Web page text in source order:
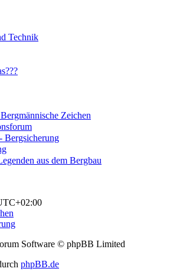
Technik
Zeichen
aus dem Bergbau
Software © phpBB Limited
phpBB.de